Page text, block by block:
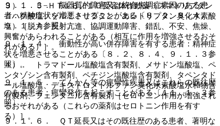
３）． ５−ＨＴ１Ｂ／１Ｄ受容体作動薬（スマトリプタン
コハク酸塩、ゾルミトリプタン、エレトリプタン臭化水素酸
塩）［脱力、反射亢進、協調運動障害、錯乱、不安、焦燥、
興奮があらわれることがある（相互に作用を増強させるおそ
れがある）］。
４）． トラマドール塩酸塩含有製剤、メサドン塩酸塩、ペ
ンタゾシン含有製剤、ペチジン塩酸塩含有製剤、タペンタド
ール塩酸塩、デキストロメトルファン臭化水素酸塩水和物含
有製剤、フェンタニル含有製剤［セロトニン作用が増強され
るおそれがある（これらの薬剤はセロトニン作用を有す
る）］。
９．１．３． 脳器質的障害又は統合失調症素因のある患
者：精神症状を増悪させることがある〔８．２、８．４、
９．１．４参照〕。
９．１．４． 衝動性が高い併存障害を有する患者：精神症
状を増悪させることがある〔８．２、８．４、９．１．３参
照〕。
９．１．５． てんかん等の痙攣性疾患又はこれらの既往歴
のある患者：痙攣発作を起こすことがある〔１１．１．３参
照〕。
９．１．６． ＱＴ延長又はその既往歴のある患者、著明な